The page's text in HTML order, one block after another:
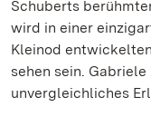
Schuberts
wird in einer
Kleinod
sehen sein.
unvergleichliches